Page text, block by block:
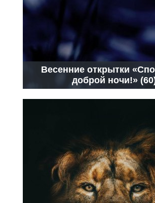
Весенние открытки
доброй ночи!»